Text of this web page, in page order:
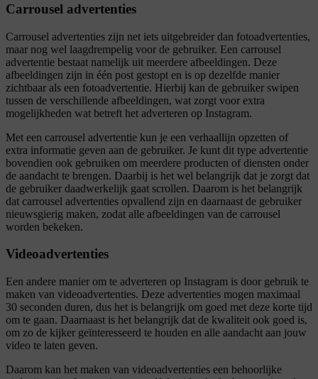
Carrousel advertenties
Carrousel advertenties zijn net iets uitgebreider dan fotoadvertenties,
maar nog wel laagdrempelig voor de gebruiker. Een carrousel
advertentie bestaat namelijk uit meerdere afbeeldingen. Deze
afbeeldingen zijn in één post gestopt en is op dezelfde manier
zichtbaar als een fotoadvertentie. Hierbij kan de gebruiker swipen
tussen de verschillende afbeeldingen, wat zorgt voor extra
mogelijkheden wat betreft het adverteren op Instagram.
Met een carrousel advertentie kun je een verhaallijn opzetten of
extra informatie geven aan de gebruiker. Je kunt dit type advertentie
bovendien ook gebruiken om meerdere producten of diensten onder
de aandacht te brengen. Daarbij is het wel belangrijk dat je zorgt dat
de gebruiker daadwerkelijk gaat scrollen. Daarom is het belangrijk
dat carrousel advertenties opvallend zijn en daarnaast de gebruiker
nieuwsgierig maken, zodat alle afbeeldingen van de carrousel
worden bekeken.
Videoadvertenties
Een andere manier om te adverteren op Instagram is door gebruik te
maken van videoadvertenties. Deze advertenties mogen maximaal
30 seconden duren, dus het is belangrijk om goed met deze korte tijd
om te gaan. Daarnaast is het belangrijk dat de kwaliteit ook goed is,
om zo de kijker geïnteresseerd te houden en alle aandacht aan jouw
video te laten geven.
Daarom kan het maken van videoadvertenties een behoorlijke